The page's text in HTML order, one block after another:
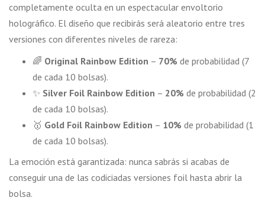
completamente oculta en un espectacular envoltorio
holográfico. El diseño que recibirás será aleatorio entre tres
versiones con diferentes niveles de rareza:
🌈 Original Rainbow Edition – 70% de probabilidad (7
de cada 10 bolsas).
✨ Silver Foil Rainbow Edition – 20% de probabilidad (2
de cada 10 bolsas).
🥇 Gold Foil Rainbow Edition – 10% de probabilidad (1
de cada 10 bolsas).
La emoción está garantizada: nunca sabrás si acabas de
conseguir una de las codiciadas versiones foil hasta abrir la
bolsa.